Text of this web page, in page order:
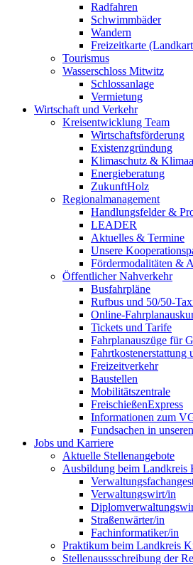
Radfahren
Schwimmbäder
Wandern
Freizeitkarte
Tourismus
Wasserschloss Mitwitz
Schlossanlage
Vermietung
Wirtschaft und Verkehr
Kreisentwicklung Team
Wirtschaftsförderung
Existenzgründung
Klimaschutz &
Energieberatung
ZukunftHolz
Regionalmanagement
Handlungsfelder &
LEADER
Aktuelles & Termine
Unsere
Fördermodalitäten &
Öffentlicher Nahverkehr
Busfahrpläne
Rufbus und 50/50-
Online-
Tickets und Tarife
Fahrplanauszüge für
Fahrtkostenerstattung
Freizeitverkehr
Baustellen
Mobilitätszentrale
FreischießenExpress
Informationen zum
Fundsachen in
Jobs und Karriere
Aktuelle Stellenangebote
Ausbildung beim Landkreis
Verwaltungswirt/in
Straßenwärter/in
Fachinformatiker/in
Praktikum beim Landkreis
Stellenaussschreibung der